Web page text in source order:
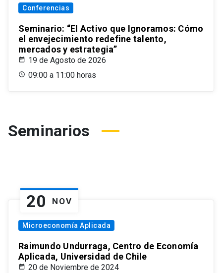
Conferencias
Seminario: “El Activo que Ignoramos: Cómo
el envejecimiento redefine talento,
mercados y estrategia”
19 de Agosto de 2026
09:00 a 11:00 horas
Seminarios
20 NOV
Microeconomía Aplicada
Raimundo Undurraga, Centro de Economía
Aplicada, Universidad de Chile
20 de Noviembre de 2024